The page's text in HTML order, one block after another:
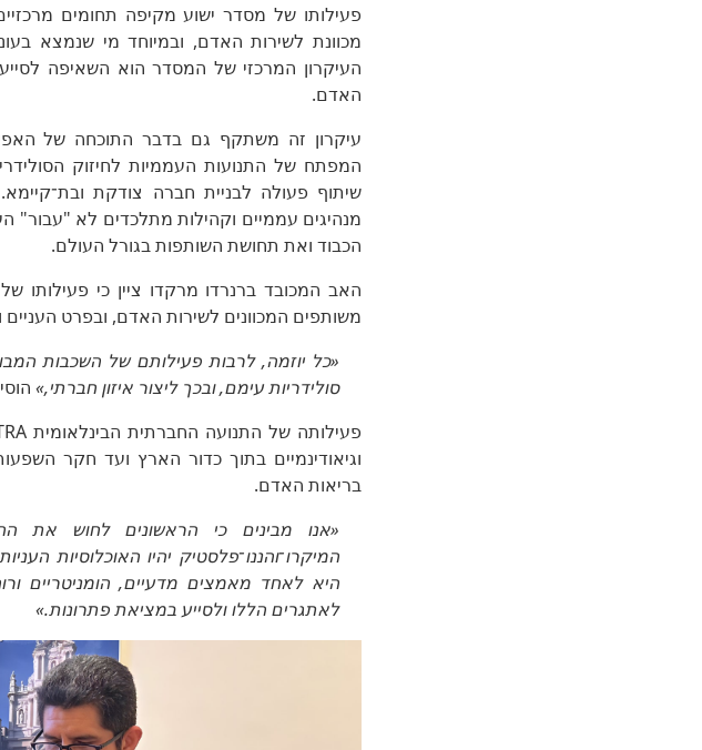
פעילותו של מסדר ישוע מקיפה תחומים
מכוונת לשירות האדם, ובמיוחד מי שנמצא
העיקרון המרכזי של המסדר הוא השאיפה
האדם.
עיקרון זה משתקף גם בדבר התוכחה של
המפתח של התנועות העממיות לחיזוק
שיתוף פעולה לבניית חברה צודקת
מנהיגים עממיים וקהילות מתלכדים לא "עבור"
הכבוד ואת תחושת השותפות בגורל העולם.
האב המכובד ברנרדו מרקדו ציין כי
משותפים המכוונים לשירות האדם, ובפרט העניים
«כל יוזמה, לרבות פעילותם של השכבות
סולידריות עימם, ובכך ליצור איזון חברתי,»
וגיאודינמיים בתוך כדור הארץ ועד חקר
בריאות האדם.
«אנו מבינים כי הראשונים לחוש את
המיקרו־והננו־פלסטיק יהיו האוכלוסיות
היא לאחד מאמצים מדעיים, הומניטריים
לאתגרים הללו ולסייע במציאת פתרונות.»